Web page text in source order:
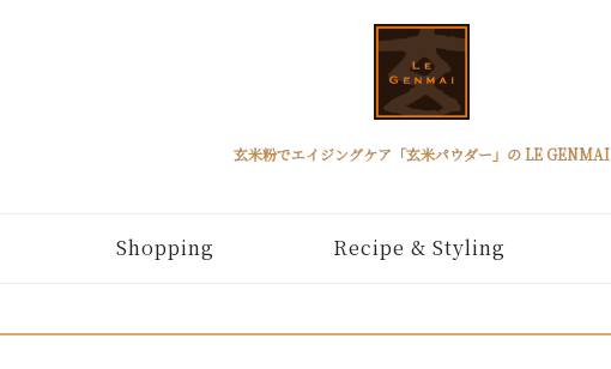
玄米粉でエイジングケア「玄米パウダー」の LE GENMAI
Shopping Recipe & Styling